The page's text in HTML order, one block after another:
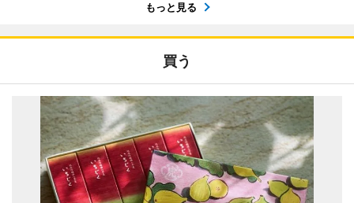
もっと見る
買う